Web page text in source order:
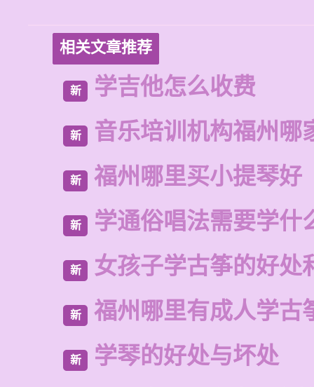
相关文章推荐
新 学吉他怎么收费
新 音乐培训机构福州哪
新 福州哪里买小提琴好
新 学通俗唱法需要学什
新 女孩子学古筝的好处
新 福州哪里有成人学古
新 学琴的好处与坏处